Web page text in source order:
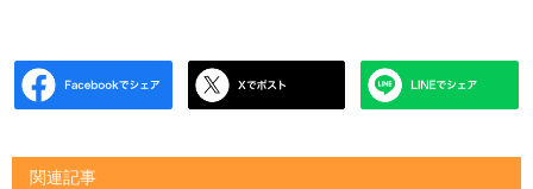
関連記事